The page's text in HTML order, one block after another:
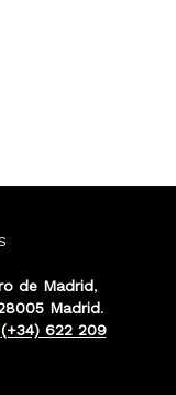
de Madrid,
Madrid.
(+34) 622 209